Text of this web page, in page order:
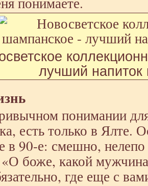
лучший
понимании
есть только в Ялте.
в 90-е: смешно,
боже, какой
где еще с